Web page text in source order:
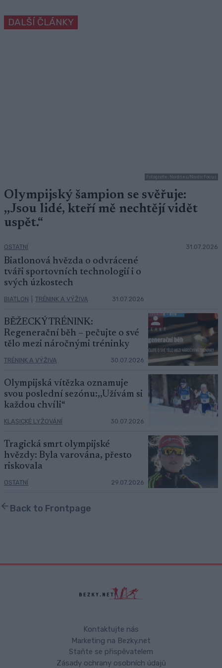
DALŠÍ ČLÁNKY
Fotografie: Nordnes/NordicFocus
Olympijský šampion se svěřuje:
,,Jsou lidé, kteří mě nechtějí vidět
uspět.“
OSTATNÍ 31.07.2026
Biatlonová hvězda o odvrácené
tváři sportovních technologií i o
svých úzkostech
BIATLON TRÉNINK A VÝŽIVA 31.07.2026
BĚŽECKÝ TRÉNINK:
Regenerační běh – pečujte o své
tělo mezi náročnými tréninky
TRÉNINK A VÝŽIVA 30.07.2026
Olympijská vítězka oznamuje
svou poslední sezónu:,,Užívám si
každou chvíli“
KLASICKÉ LYŽOVÁNÍ 30.07.2026
Tragická smrt olympijské
hvězdy: Byla varována, přesto
riskovala
OSTATNÍ 29.07.2026
Back to Frontpage
Kontaktujte nás
Marketing na Bezky.net
Staňte se přispěvatelem
Zásady ochrany osobních údajů